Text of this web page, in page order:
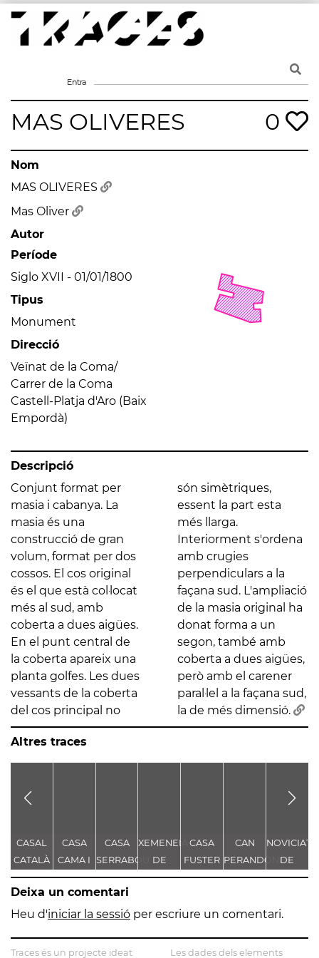
Skip
content
Entra
MAS OLIVERES 0
Nom
MAS OLIVERES
Mas Oliver
Autor
Període
Siglo XVII - 01/01/1800
Tipus
Monument
Direcció
Veïnat de la Coma/
Carrer de la Coma
Castell-Platja d'Aro (Baix
Empordà)
Descripció
Conjunt format per
masia i cabanya. La
masia és una
construcció de gran
volum, format per dos
cossos. El cos original
és el que està col·locat
més al sud, amb
coberta a dues aigües.
En el punt central de
la coberta apareix una
planta golfes. Les dues
vessants de la coberta
del cos principal no
són simètriques,
essent la part esta
més llarga.
Interiorment s'ordena
amb crugies
perpendiculars a la
façana sud. L'ampliació
de la masia original ha
donat forma a un
segon, també amb
coberta a dues aigües,
però amb el carener
paral·lel a la façana sud,
la de més dimensió.
Altres traces
CASAL
CATALÀ
CASA
CAMA I
ESCURRA
CASA
SERRABOU
XEMENEIA
DE
L'ANTIGA
C.E.L.O.
CASA
FUSTER
CAN
PERANDONES
- CASA
FARJAS
NOVICIAT
DE
NOSTRA
DE LA
Deixa un comentari
Heu d'iniciar la sessió per escriure un comentari.
Traces és un projecte ideat Les dades dels elements